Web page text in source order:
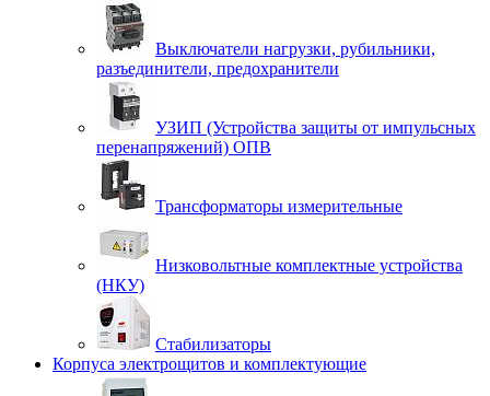
Выключатели нагрузки, рубильники,
разъединители, предохранители
УЗИП (Устройства защиты от импульсных
перенапряжений) ОПВ
Трансформаторы измерительные
Низковольтные комплектные устройства
(НКУ)
Стабилизаторы
Корпуса электрощитов и комплектующие